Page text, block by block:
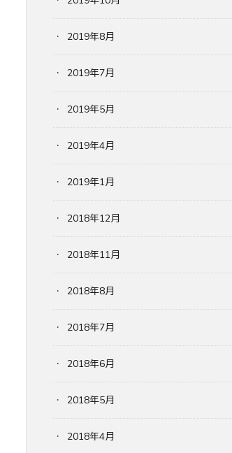
2019年8月
2019年7月
2019年5月
2019年4月
2019年1月
2018年12月
2018年11月
2018年8月
2018年7月
2018年6月
2018年5月
2018年4月